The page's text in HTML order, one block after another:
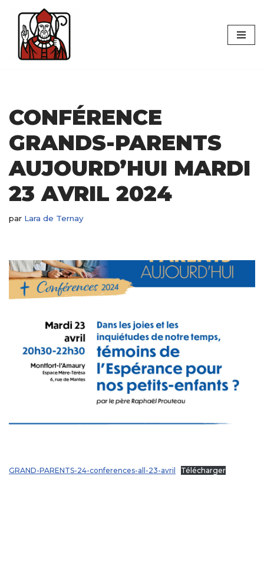
Aller
contenu
CONFÉRENCE
GRANDS-PARENTS
AUJOURD’HUI MARDI
23 AVRIL 2024
par Lara de Ternay
GRAND-PARENTS-24-conferences-all-23-avril Télécharger